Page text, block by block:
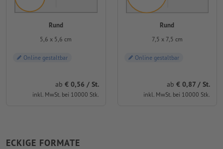
Rund
5,6 x 5,6 cm
Online gestaltbar
ab 0,56 / St.
inkl. MwSt. bei 10000 Stk.
Rund
7,5 x 7,5 cm
Online gestaltbar
ab 0,87 / St.
inkl. MwSt. bei 10000 Stk.
ECKIGE FORMATE